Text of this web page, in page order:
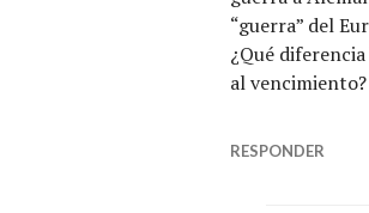
“guerra” del
¿Qué
al
RESPONDER